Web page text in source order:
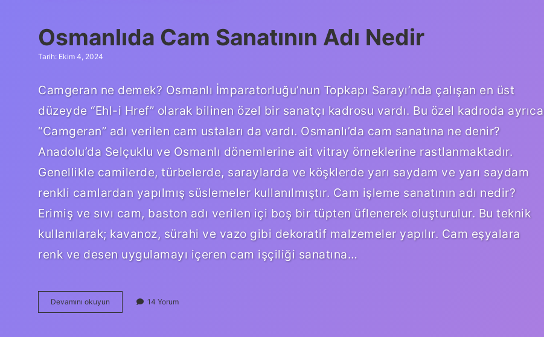
Osmanlıda Cam Sanatının Adı Nedir
Tarih: Ekim 4, 2024
Camgeran ne demek? Osmanlı İmparatorluğu’nun Topkapı Sarayı’nda çalışan en üst
düzeyde “Ehl-i Href” olarak bilinen özel bir sanatçı kadrosu vardı. Bu özel kadroda ayrıca
“Camgeran” adı verilen cam ustaları da vardı. Osmanlı’da cam sanatına ne denir?
Anadolu’da Selçuklu ve Osmanlı dönemlerine ait vitray örneklerine rastlanmaktadır.
Genellikle camilerde, türbelerde, saraylarda ve köşklerde yarı saydam ve yarı saydam
renkli camlardan yapılmış süslemeler kullanılmıştır. Cam işleme sanatının adı nedir?
Erimiş ve sıvı cam, baston adı verilen içi boş bir tüpten üflenerek oluşturulur. Bu teknik
kullanılarak; kavanoz, sürahi ve vazo gibi dekoratif malzemeler yapılır. Cam eşyalara
renk ve desen uygulamayı içeren cam işçiliği sanatına…
Devamını okuyun Osmanlıda
Cam
14 Yorum